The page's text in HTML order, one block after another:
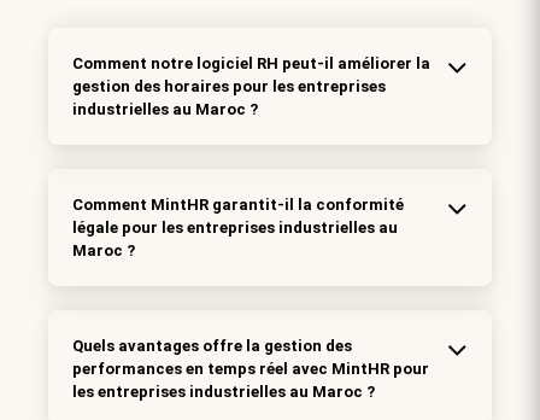
Comment notre logiciel RH peut-il améliorer la
gestion des horaires pour les entreprises
industrielles au Maroc ?
Comment MintHR garantit-il la conformité
légale pour les entreprises industrielles au
Maroc ?
Quels avantages offre la gestion des
performances en temps réel avec MintHR pour
les entreprises industrielles au Maroc ?